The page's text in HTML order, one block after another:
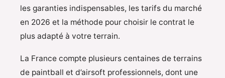
les garanties indispensables, les tarifs du marché
en 2026 et la méthode pour choisir le contrat le
plus adapté à votre terrain.
La France compte plusieurs centaines de terrains
de paintball et d’airsoft professionnels, dont une